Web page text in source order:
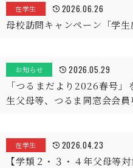
在学生 2026.06.26
母校訪問キャンペーン「学生
お知らせ 2026.05.29
「つるまだより2026春号
生父母等、つるま同窓会会員
在学生 2026.04.23
【学類２・３・４年父母等